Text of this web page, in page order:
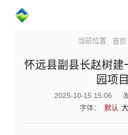
首页
怀远县副县长赵树建
园项目
2025-10-15 15:06
字体：
默认 大